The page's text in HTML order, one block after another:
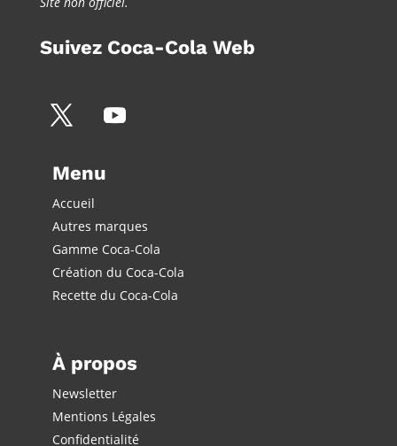
Suivez Coca-Cola Web
Menu
Accueil
Autres marques
Gamme Coca-Cola
Création du Coca-Cola
Recette du Coca-Cola
À propos
Newsletter
Mentions Légales
Confidentialité